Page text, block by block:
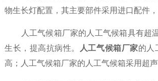
物生长灯配置，其主要部件采用进口配件
人工气候箱厂家的人工气候箱具有超温
生长，提高抗病性。
人工气候箱厂家的人
高；人工气候箱厂家的人工气候箱采用超